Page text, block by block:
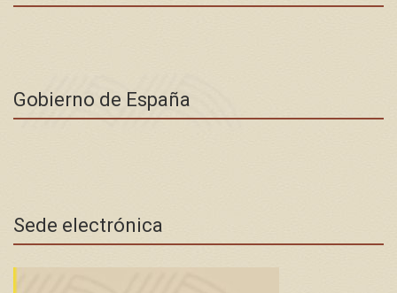
Gobierno de España
Sede electrónica